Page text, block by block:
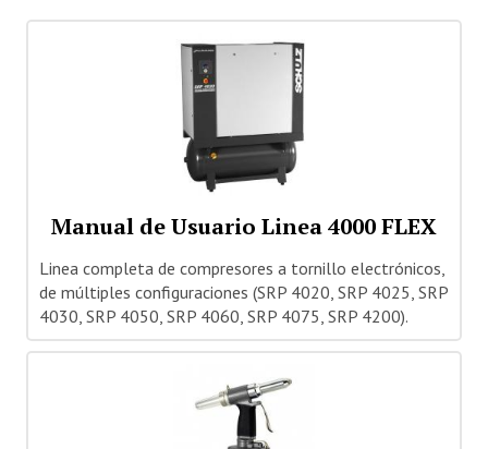
Dónde estamos
Manual de Usuario Linea 4000 FLEX
Linea completa de compresores a tornillo electrónicos,
de múltiples configuraciones (SRP 4020, SRP 4025, SRP
4030, SRP 4050, SRP 4060, SRP 4075, SRP 4200).